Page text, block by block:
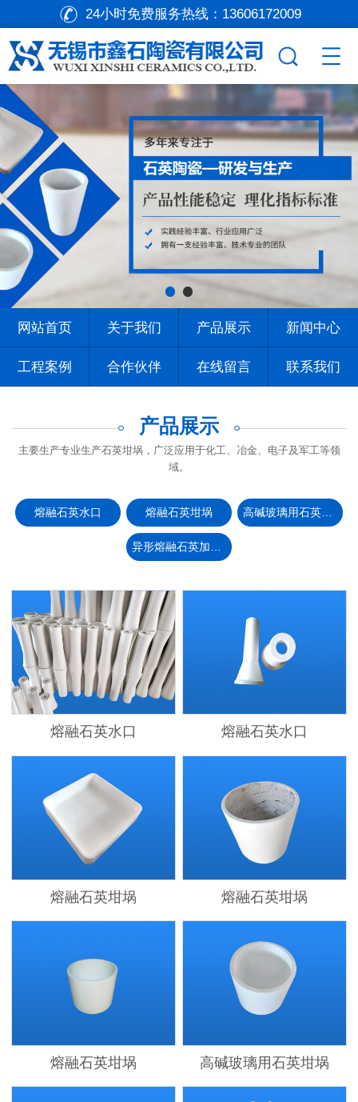
24小时免费服务热线： 13606172009
网站首页 关于我们 产品展示 新闻中心
工程案例 合作伙伴 在线留言 联系我们
产品展示
主要生产专业生产石英坩埚，广泛应用于化工、冶金、电子及军工等领
域。
熔融石英水口 熔融石英坩埚
熔融石英水口 熔融石英水口
熔融石英坩埚 熔融石英坩埚
熔融石英坩埚 高碱玻璃用石英坩埚